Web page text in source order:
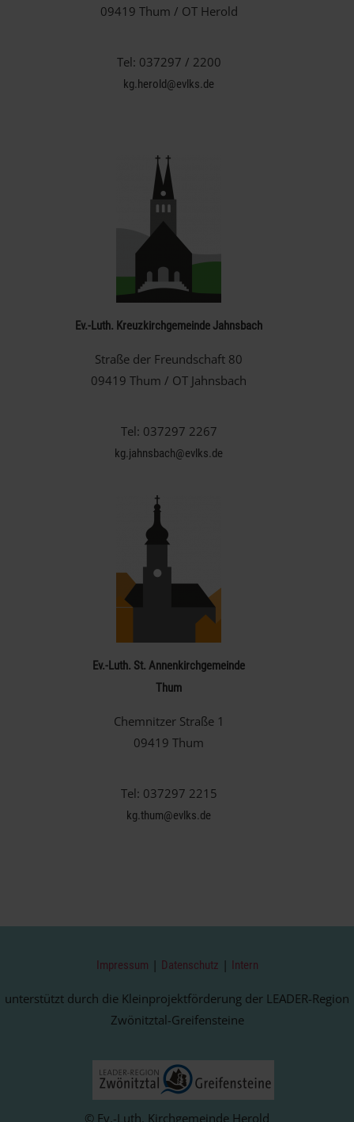
09419 Thum / OT Herold
Tel: 037297 / 2200
kg.herold@evlks.de
Ev.-Luth. Kreuzkirchgemeinde Jahnsbach
Straße der Freundschaft 80
09419 Thum / OT Jahnsbach
Tel: 037297 2267
kg.jahnsbach@evlks.de
Ev.-Luth. St. Annenkirchgemeinde
Thum
Chemnitzer Straße 1
09419 Thum
Tel: 037297 2215
kg.thum@evlks.de
Impressum | Datenschutz | Intern
unterstützt durch die Kleinprojektförderung der LEADER-Region
Zwönitztal-Greifensteine
© Ev.-Luth. Kirchgemeinde Herold